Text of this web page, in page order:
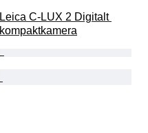
Leica C-LUX 2 Digitalt
kompaktkamera